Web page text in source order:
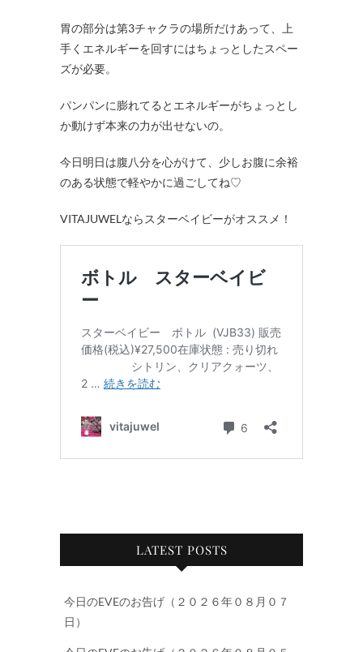
胃の部分は第3チャクラの場所だけあって、上
手くエネルギーを回すにはちょっとしたスペー
ズが必要。
パンパンに膨れてるとエネルギーがちょっとし
か動けず本来の力が出せないの。
今日明日は腹八分を心がけて、少しお腹に余裕
のある状態で軽やかに過ごしてね♡
VITAJUWELならスターベイビーがオススメ！
LATEST POSTS
今日のEVEのお告げ（２０２６年０８月０７
日）